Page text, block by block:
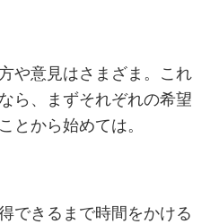
や意見はさまざま。これ
ら、まずそれぞれの希望
とから始めては。
できるまで時間をかける